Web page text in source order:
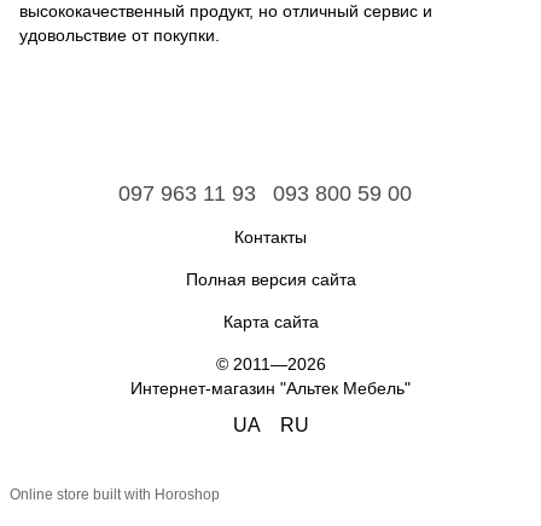
высококачественный продукт, но отличный сервис и
удовольствие от покупки.
097 963 11 93 093 800 59 00
Контакты
Полная версия сайта
Карта сайта
© 2011—2026
Интернет-магазин "Альтек Мебель"
UA RU
Online store built with Horoshop